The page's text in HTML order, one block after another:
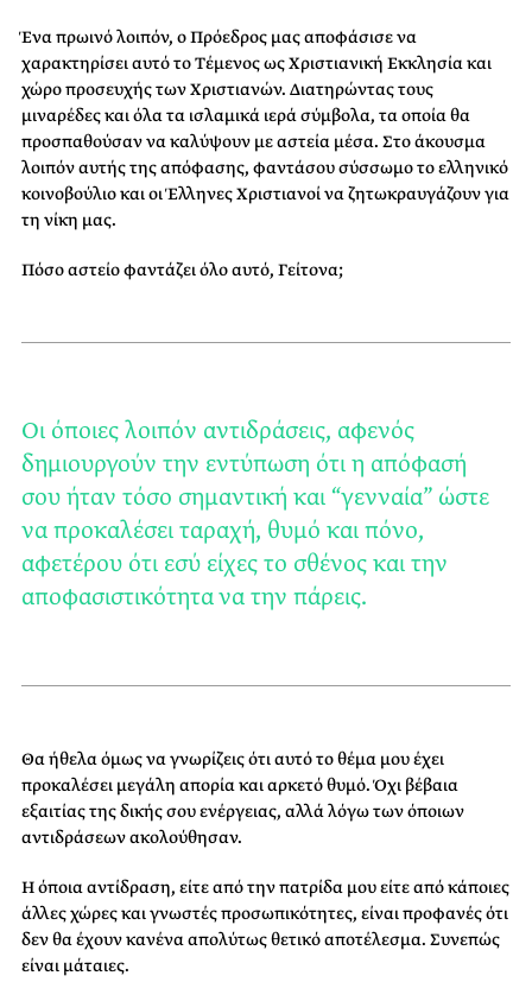
Ένα πρωινό λοιπόν, ο Πρόεδρος μας αποφάσισε να
χαρακτηρίσει αυτό το Τέμενος ως Χριστιανική Εκκλησία και
χώρο προσευχής των Χριστιανών. Διατηρώντας τους
μιναρέδες και όλα τα ισλαμικά ιερά σύμβολα, τα οποία θα
προσπαθούσαν να καλύψουν με αστεία μέσα. Στο άκουσμα
λοιπόν αυτής της απόφασης, φαντάσου σύσσωμο το ελληνικό
κοινοβούλιο και οι Έλληνες Χριστιανοί να ζητωκραυγάζουν για
τη νίκη μας.
Πόσο αστείο φαντάζει όλο αυτό, Γείτονα;
Οι όποιες λοιπόν αντιδράσεις, αφενός
δημιουργούν την εντύπωση ότι η απόφασή
σου ήταν τόσο σημαντική και “γενναία” ώστε
να προκαλέσει ταραχή, θυμό και πόνο,
αφετέρου ότι εσύ είχες το σθένος και την
αποφασιστικότητα να την πάρεις.
Θα ήθελα όμως να γνωρίζεις ότι αυτό το θέμα μου έχει
προκαλέσει μεγάλη απορία και αρκετό θυμό. Όχι βέβαια
εξαιτίας της δικής σου ενέργειας, αλλά λόγω των όποιων
αντιδράσεων ακολούθησαν.
Η όποια αντίδραση, είτε από την πατρίδα μου είτε από κάποιες
άλλες χώρες και γνωστές προσωπικότητες, είναι προφανές ότι
δεν θα έχουν κανένα απολύτως θετικό αποτέλεσμα. Συνεπώς
είναι μάταιες.